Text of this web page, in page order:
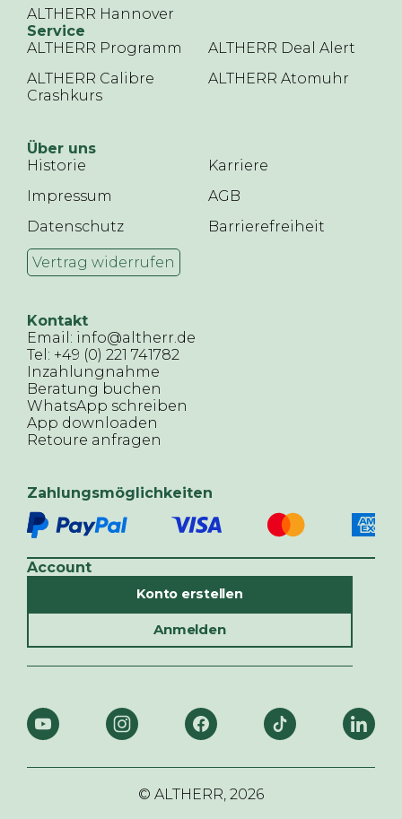
ALTHERR Hannover
Service
ALTHERR Programm
ALTHERR Deal Alert
ALTHERR Calibre
Crashkurs
ALTHERR Atomuhr
Über uns
Historie
Karriere
Impressum
AGB
Datenschutz
Barrierefreiheit
Vertrag widerrufen
Kontakt
Email: info@altherr.de
Tel: +49 (0) 221 741782
Inzahlungnahme
Beratung buchen
WhatsApp schreiben
App downloaden
Retoure anfragen
Zahlungsmöglichkeiten
Account
Konto erstellen
Anmelden
© ALTHERR, 2026